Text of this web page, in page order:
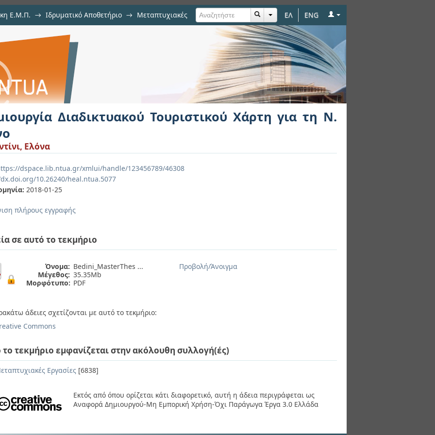
ΕΛ ENG
Ε.Μ.Π. → Ιδρυματικό Αποθετήριο → Μεταπτυχιακές
Τουριστικού Χάρτη για τη Ν. Τήνο
Διαδικτυακού Τουριστικού Χάρτη για τη Ν.
Ελόνα
dspace.lib.ntua.gr/xmlui/handle/123456789/46308
10.26240/heal.ntua.5077
2018-01-25
πλήρους εγγραφής
σε αυτό το τεκμήριο
Όνομα: Bedini_MasterThes ...
Μέγεθος: 35.35Mb
Μορφότυπο: PDF
Προβολή/Άνοιγμα
άδειες σχετίζονται με αυτό το τεκμήριο:
Commons
το τεκμήριο εμφανίζεται στην ακόλουθη συλλογή(ές)
Εργασίες [6838]
Εκτός από όπου ορίζεται κάτι διαφορετικό, αυτή η άδεια περιγράφεται ως
Αναφορά Δημιουργού-Μη Εμπορική Χρήση-Όχι Παράγωγα Έργα 3.0 Ελλάδα